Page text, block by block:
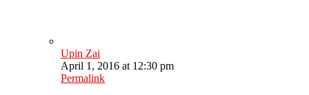
Upin Zai
April 1, 2016 at 12:30 pm
Permalink